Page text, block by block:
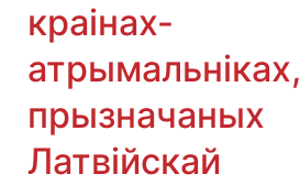
краінах-
атрымальніках,
прызначаных
Латвійскай